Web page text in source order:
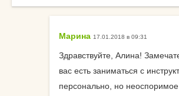
Марина 17.01.2018 в 09:31
Здравствуйте, Алина!
вас есть заниматься с
персонально, но неоспоримое